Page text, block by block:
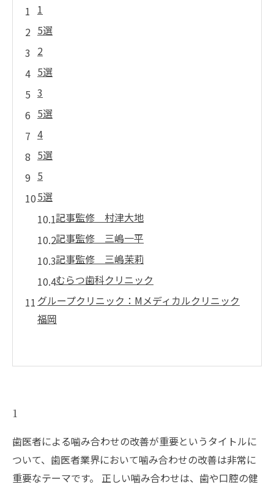
1
5選
2
5選
3
5選
4
5選
5
5選
記事監修 村津大地
記事監修 三嶋一平
記事監修 三嶋茉莉
むらつ歯科クリニック
グループクリニック：Mメディカルクリニック
福岡
1
歯医者による噛み合わせの改善が重要というタイトルに
ついて、歯医者業界において噛み合わせの改善は非常に
重要なテーマです。 正しい噛み合わせは、歯や口腔の健